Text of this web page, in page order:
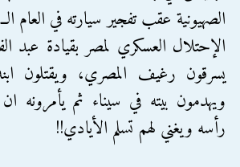
الإحتلال العسكري لمصر بقيادة عبد
يسرقون رغيف المصري، ويقتلون
ويهدمون بيته في سيناء ثم يأمرونه
رأسه ويغني لهم تسلم الأيادي!!